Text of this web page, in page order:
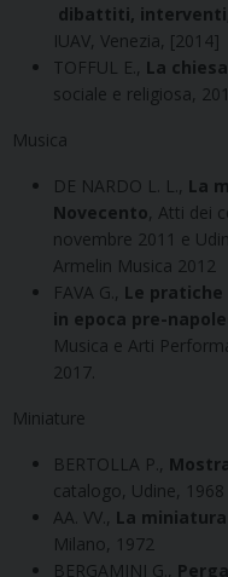
dibattiti,
IUAV, Venezia, [2014]
TOFFUL E., La
sociale e religiosa,
Musica
DE NARDO L. L., La
Novecento , Atti dei
novembre 2011 e
Armelin Musica 2012
FAVA G., Le pratiche
in epoca pre-
Musica e Arti
2017.
Miniature
BERTOLLA P.,
catalogo, Udine, 1968
AA. VV., La
Milano, 1972
BERGAMINI G.,